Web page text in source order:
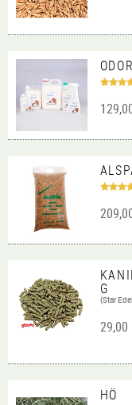
G
(Star
29,00
HÖ